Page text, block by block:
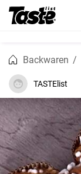
Backwaren
TASTElist